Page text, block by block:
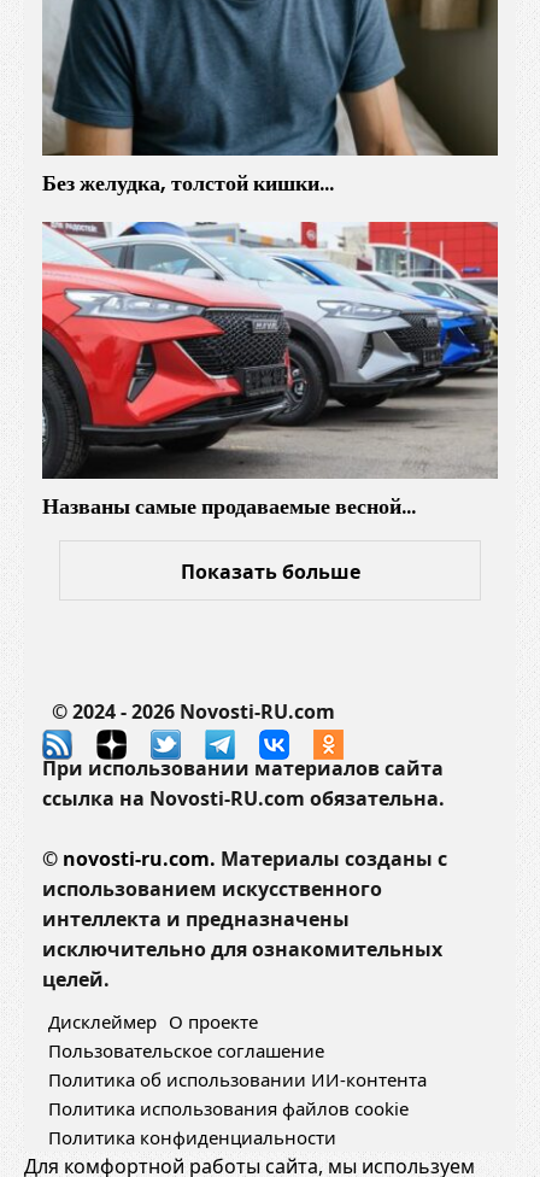
Без желудка, толстой кишки…
Названы самые продаваемые весной…
Показать больше
© 2024 - 2026 Novosti-RU.com
При использовании материалов сайта
ссылка на Novosti-RU.com обязательна.
© novosti-ru.com. Материалы созданы с
использованием искусственного
интеллекта и предназначены
исключительно для ознакомительных
целей.
Дисклеймер О проекте
Пользовательское соглашение
Политика об использовании ИИ-контента
Политика использования файлов cookie
Политика конфиденциальности
Для комфортной работы сайта, мы используем